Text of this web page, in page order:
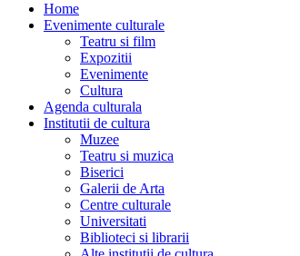
Home
Evenimente culturale
Teatru si film
Expozitii
Evenimente
Cultura
Agenda culturala
Institutii de cultura
Muzee
Teatru si muzica
Biserici
Galerii de Arta
Centre culturale
Universitati
Biblioteci si librarii